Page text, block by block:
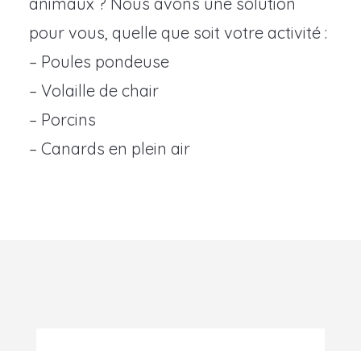
pour vous, quelle que soit votre activité :
– Poules pondeuse
– Volaille de chair
– Porcins
– Canards en plein air